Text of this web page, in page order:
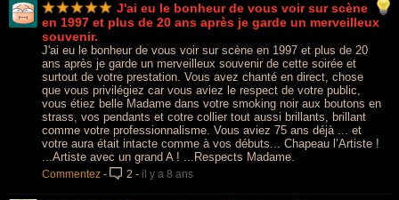
J'ai eu le bonheur de vous voir sur scène
en 1997 et plus de 20 ans après je garde un merveilleux
souvenir.
J'ai eu le bonheur de vous voir sur scène en 1997 et plus de 20
ans après je garde un merveilleux souvenir de cette soirée et
surtout de votre prestation. Vous avez chanté en direct, chose
que vous privilégiez car vous aviez le respect de votre public,
vous étiez belle Madame dans votre smoking noir aux boutons en
strass, vos pendants et cotre collier tout aussi brillants, brillant
comme votre professionnalisme. Vous aviez 75 ans déjà ... et
votre aura était intacte comme à vos débuts... Chapeau l’Artiste !
...Artiste avec un grand A ! ...Respects Madame.
Commentez - 2 - il y a 8 ans